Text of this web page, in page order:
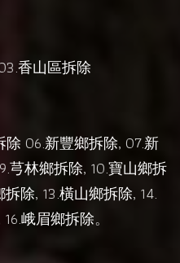
香山區拆除
除 06.新豐鄉拆除, 07.新
芎林鄉拆除, 10.寶山鄉拆
拆除, 13.橫山鄉拆除, 14.
16.峨眉鄉拆除。